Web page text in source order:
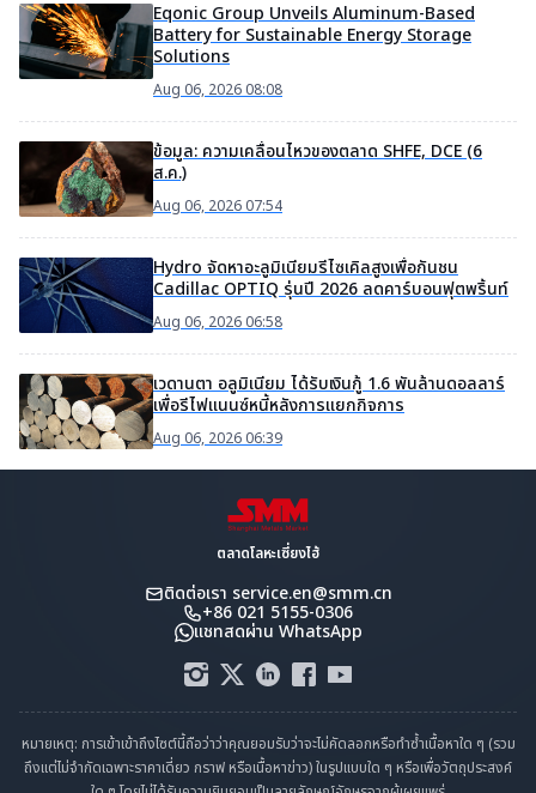
Eqonic Group Unveils Aluminum-Based
Battery for Sustainable Energy Storage
Solutions
Aug 06, 2026 08:08
ข้อมูล: ความเคลื่อนไหวของตลาด SHFE, DCE (6
ส.ค.)
Aug 06, 2026 07:54
Hydro จัดหาอะลูมิเนียมรีไซเคิลสูงเพื่อกันชน
Cadillac OPTIQ รุ่นปี 2026 ลดคาร์บอนฟุตพริ้นท์
Aug 06, 2026 06:58
เวดานตา อลูมิเนียม ได้รับเงินกู้ 1.6 พันล้านดอลลาร์
เพื่อรีไฟแนนซ์หนี้หลังการแยกกิจการ
Aug 06, 2026 06:39
ตลาดโลหะเซี่ยงไฮ้
ติดต่อเรา service.en@smm.cn
+86 021 5155-0306
แชทสดผ่าน WhatsApp
หมายเหตุ: การเข้าเข้าถึงไซต์นี้ถือว่าว่าคุณยอมรับว่าจะไม่คัดลอกหรือทำซ้ำเนื้อหาใด ๆ (รวม
ถึงแต่ไม่จำกัดเฉพาะราคาเดี่ยว กราฟ หรือเนื้อหาข่าว) ในรูปแบบใด ๆ หรือเพื่อวัตถุประสงค์